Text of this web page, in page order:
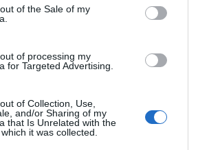
of the Sale of my
of processing my
for Targeted Advertising.
of Collection, Use,
and/or Sharing of my
that Is Unrelated with the
it was collected.
no es solo “híbrida” ni
sino espiritual... y la ganará la
Galdón 08/08/26 06:00
en otros miembros de la Unión
López 08/08/26 06:00